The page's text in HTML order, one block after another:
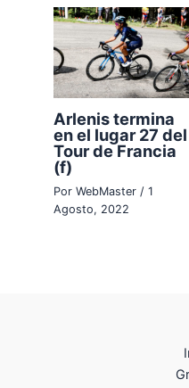
Arlenis termina
en el lugar 27 del
Tour de Francia
(f)
PorWebMaster/1
Agosto, 2022